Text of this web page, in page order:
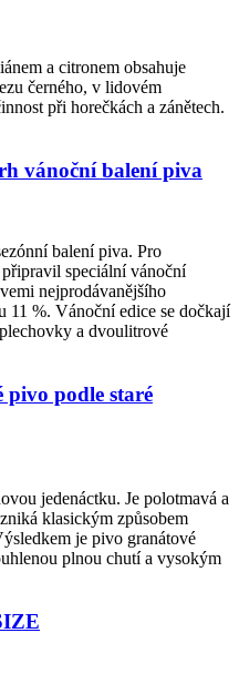
a citronem obsahuje
černého, v lidovém
při horečkách a zánětech.
vánoční balení piva
balení piva. Pro
speciální vánoční
nejprodávanějšího
11 %. Vánoční edice se dočkají
a dvoulitrové
pivo podle staré
jedenáctku. Je polotmavá a
klasickým způsobem
je pivo granátové
plnou chutí a vysokým